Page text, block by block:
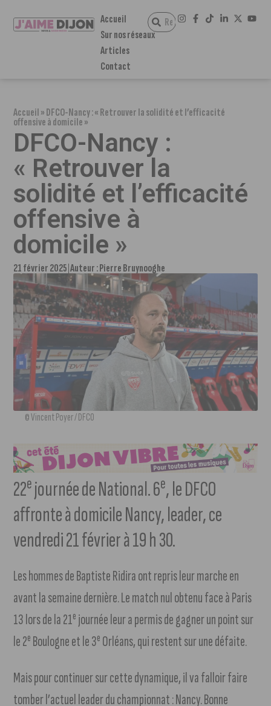
Accueil
Sur nos réseaux
Articles
Contact
Accueil»DFCO-Nancy : « Retrouver la solidité et l’efficacité
offensive à domicile »
DFCO-Nancy :
« Retrouver la
solidité et l’efficacité
offensive à
domicile »
21 février 2025 Auteur :Pierre Bruynooghe
© Vincent Poyer / DFCO
22ejournée de National. 6e, le DFCO
affronte à domicile Nancy, leader, ce
vendredi 21 février à 19 h 30.
Les hommes de Baptiste Ridira ont repris leur marche en
avant la semaine dernière. Le match nul obtenu face à Paris
13 lors de la 21e journée leur a permis de gagner un point sur
le 2e Boulogne et le 3e Orléans, qui restent sur une défaite.
Mais pour continuer sur cette dynamique, il va falloir faire
tomber l’actuel leader du championnat : Nancy. Bonne